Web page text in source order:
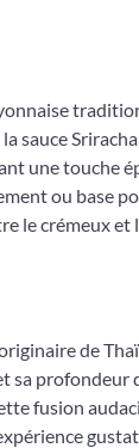
sauce
une touche
ou base
le crémeux
de
sa profondeur
fusion